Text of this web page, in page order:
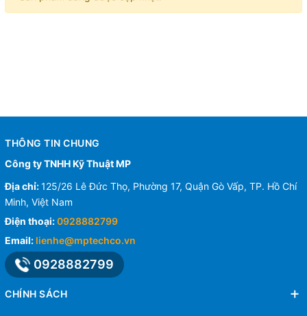
THÔNG TIN CHUNG
Công ty TNHH Kỹ Thuật MP
Địa chỉ:125/26 Lê Đức Thọ, Phường 17, Quận Gò Vấp, TP. Hồ Chí
Minh, Việt Nam
Điện thoại:0928882799
Email: lienhe@mptechco.vn
0928882799
CHÍNH SÁCH